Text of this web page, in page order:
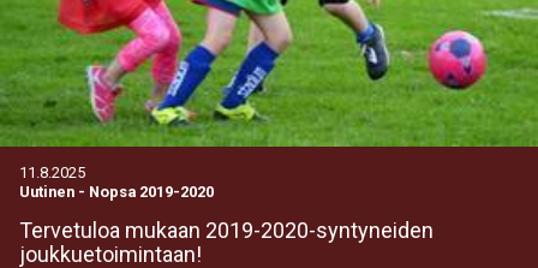
11.8.2025
Uutinen - Nopsa 2019-2020
Tervetuloa mukaan 2019-2020-syntyneiden
joukkuetoimintaan!